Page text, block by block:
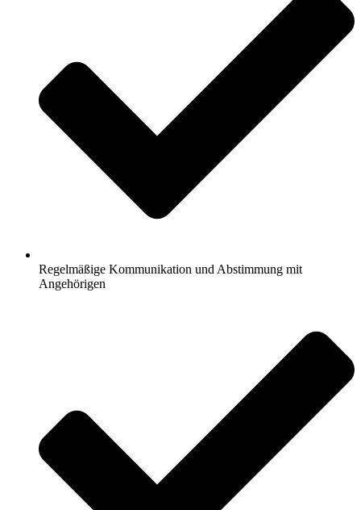
Regelmäßige Kommunikation und Abstimmung mit
Angehörigen